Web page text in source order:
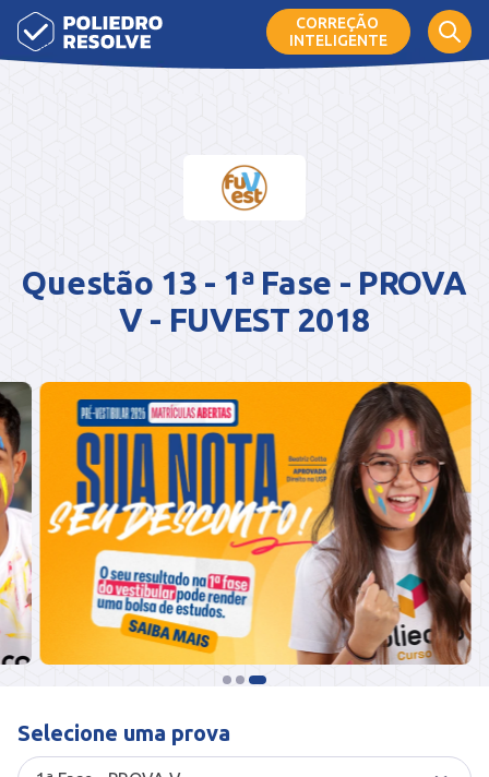
CORREÇÃO
INTELIGENTE
Questão 13 - 1ª Fase - PROVA
V - FUVEST 2018
Selecione uma prova